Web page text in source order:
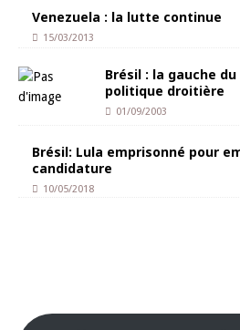
Venezuela : la lutte continue
15/03/2013
Brésil : la gauche du
politique droitière
01/09/2003
Brésil: Lula emprisonné pour
candidature
10/05/2018